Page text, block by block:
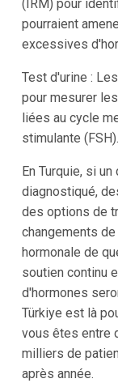
(IRM) pour
pourraient
excessives
Test d'urine :
pour mesurer
liées au cycle
stimulante (FSH).
En Turquie, si
diagnostiqué,
des options de
changements
hormonale de
soutien continu
d'hormones
Türkiye est là
vous êtes entre
milliers de
après année.